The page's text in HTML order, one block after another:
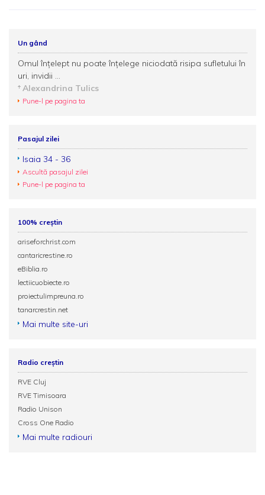
Un gând
Omul înțelept nu poate înțelege niciodată risipa sufletului în
uri, invidii ...
Alexandrina Tulics
Pune-l pe pagina ta
Pasajul zilei
Isaia 34 - 36
Ascultă pasajul zilei
Pune-l pe pagina ta
100% creștin
ariseforchrist.com
cantaricrestine.ro
eBiblia.ro
lectiicuobiecte.ro
proiectulimpreuna.ro
tanarcrestin.net
Mai multe site-uri
Radio creștin
RVE Cluj
RVE Timisoara
Radio Unison
Cross One Radio
Mai multe radiouri